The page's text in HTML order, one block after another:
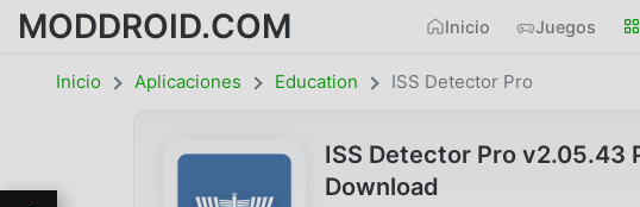
MODDROID.COM Inicio Juegos
Inicio Aplicaciones Education ISS Detector Pro
ISS Detector Pro v2.05.43
Download